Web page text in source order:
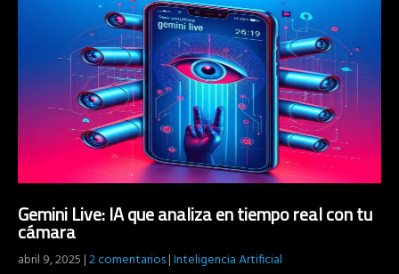
Gemini Live: IA que analiza en tiempo real con tu
cámara
abril 9, 2025|2 comentarios|Inteligencia Artificial